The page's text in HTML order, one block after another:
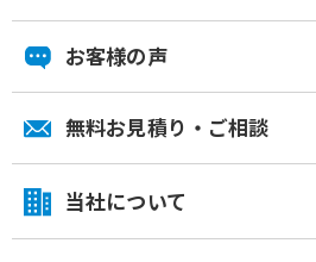
お客様の声
無料お見積り・ご相談
当社について